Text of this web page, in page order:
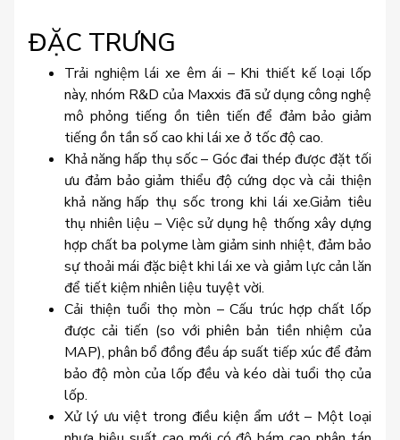
ĐẶC TRƯNG
Trải nghiệm lái xe êm ái – Khi thiết kế loại lốp
này, nhóm R&D của Maxxis đã sử dụng công nghệ
mô phỏng tiếng ồn tiên tiến để đảm bảo giảm
tiếng ồn tần số cao khi lái xe ở tốc độ cao.
Khả năng hấp thụ sốc – Góc đai thép được đặt tối
ưu đảm bảo giảm thiểu độ cứng dọc và cải thiện
khả năng hấp thụ sốc trong khi lái xe.Giảm tiêu
thụ nhiên liệu – Việc sử dụng hệ thống xây dựng
hợp chất ba polyme làm giảm sinh nhiệt, đảm bảo
sự thoải mái đặc biệt khi lái xe và giảm lực cản lăn
để tiết kiệm nhiên liệu tuyệt vời.
Cải thiện tuổi thọ mòn – Cấu trúc hợp chất lốp
được cải tiến (so với phiên bản tiền nhiệm của
MAP), phân bổ đồng đều áp suất tiếp xúc để đảm
bảo độ mòn của lốp đều và kéo dài tuổi thọ của
lốp.
Xử lý ưu việt trong điều kiện ẩm ướt – Một loại